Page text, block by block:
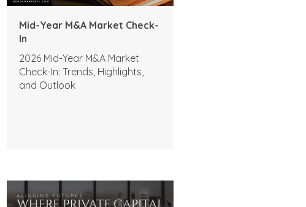
Mid-Year M&A Market Check-
In
2026 Mid-Year M&A Market
Check-In: Trends, Highlights,
and Outlook